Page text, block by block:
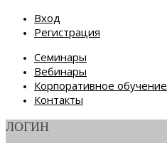
Вход
Регистрация
Семинары
Вебинары
Корпоративное обучение
Контакты
ЛОГИН